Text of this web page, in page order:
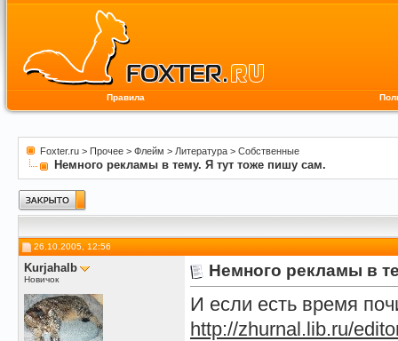
Правила
Foxter.ru > Прочее > Флейм > Литература > Собственные
Немного рекламы в тему. Я тут тоже пишу сам.
26.10.2005, 12:56
Kurjahalb
Новичок Немного рекламы в
И если есть время
http://zhurnal.lib.ru/